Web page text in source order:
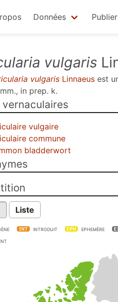
Données Publier
vulgaris
vulgaris Linnaeus est
in prep. k.
vernaculaires
vulgaire
commune
bladderwort
Liste
INTRODUIT EPHEMÈRE